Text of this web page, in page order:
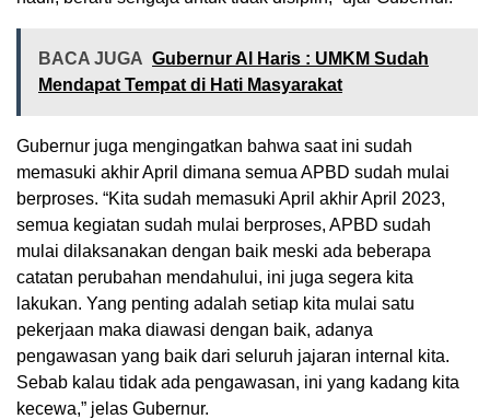
BACA JUGA Gubernur Al Haris : UMKM Sudah
Mendapat Tempat di Hati Masyarakat
Gubernur juga mengingatkan bahwa saat ini sudah
memasuki akhir April dimana semua APBD sudah mulai
berproses. “Kita sudah memasuki April akhir April 2023,
semua kegiatan sudah mulai berproses, APBD sudah
mulai dilaksanakan dengan baik meski ada beberapa
catatan perubahan mendahului, ini juga segera kita
lakukan. Yang penting adalah setiap kita mulai satu
pekerjaan maka diawasi dengan baik, adanya
pengawasan yang baik dari seluruh jajaran internal kita.
Sebab kalau tidak ada pengawasan, ini yang kadang kita
kecewa,” jelas Gubernur.